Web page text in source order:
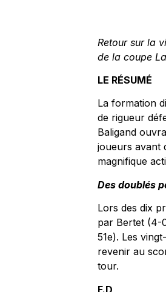
Retour sur la
de la coupe
LE RÉSUMÉ
La formation
de rigueur
Baligand
joueurs avant
magnifique
Des doublés
Lors des dix
par Bertet (4-
51e). Les
revenir au
tour.
F.D